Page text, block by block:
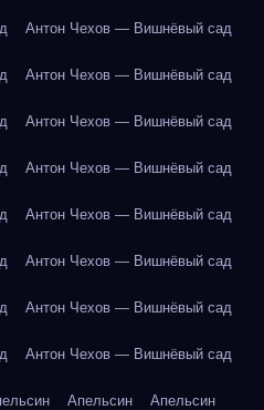
Антон Чехов — Вишнёвый сад
Антон Чехов — Вишнёвый сад
Антон Чехов — Вишнёвый сад
Антон Чехов — Вишнёвый сад
Антон Чехов — Вишнёвый сад
Антон Чехов — Вишнёвый сад
Антон Чехов — Вишнёвый сад
Антон Чехов — Вишнёвый сад
Апельсин Апельсин